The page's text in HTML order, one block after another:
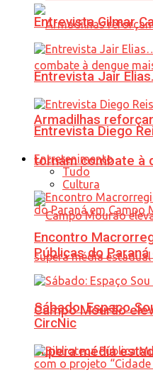
Armadilhas
tornam combate à
Campo Mourão
supera média
Entrevista Gilmar
Entrevista Jair
Entrevista Diego
Entretenimento
Tudo
Cultura
Encontro
Públicas do
Sábado: Espaço
CircNic